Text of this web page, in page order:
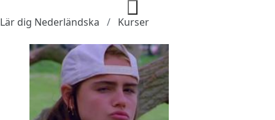
Lär dig Nederländska Kurser